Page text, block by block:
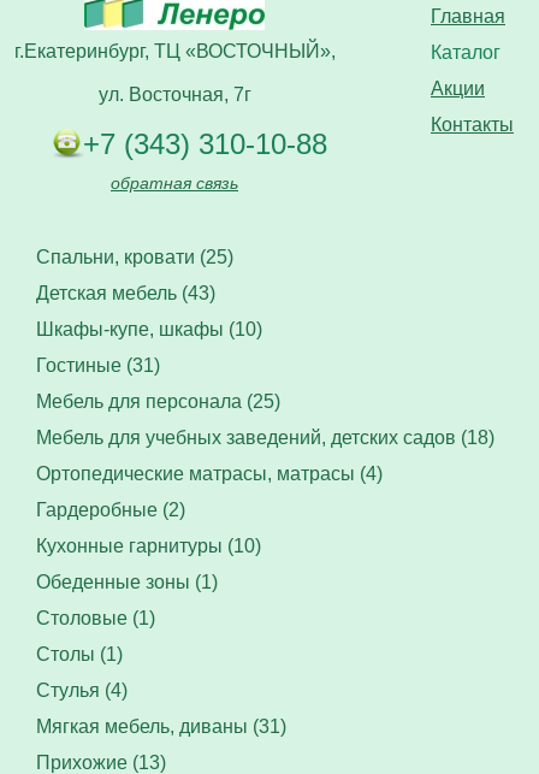
Главная
Каталог
Акции
Контакты
г.Екатеринбург, ТЦ «ВОСТОЧНЫЙ»,
ул. Восточная, 7г
+7 (343) 310-10-88
обратная связь
Спальни, кровати (25)
Детская мебель (43)
Шкафы-купе, шкафы (10)
Гостиные (31)
Мебель для персонала (25)
Мебель для учебных заведений, детских садов (18)
Ортопедические матрасы, матрасы (4)
Гардеробные (2)
Кухонные гарнитуры (10)
Обеденные зоны (1)
Столовые (1)
Столы (1)
Стулья (4)
Мягкая мебель, диваны (31)
Прихожие (13)